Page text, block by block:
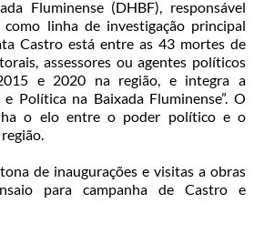
Fluminense (DHBF), responsável
linha de investigação principal
Castro está entre as 43 mortes de
assessores ou agentes políticos
e 2020 na região, e integra a
e Política na Baixada Fluminense”. O
o elo entre o poder político e o
de inaugurações e visitas a obras
para campanha de Castro e